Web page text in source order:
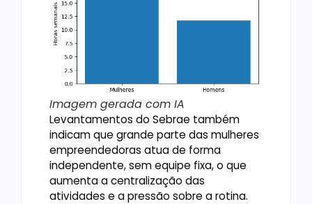
Imagem gerada com IA
Levantamentos do Sebrae também
indicam que grande parte das mulheres
empreendedoras atua de forma
independente, sem equipe fixa, o que
aumenta a centralização das
atividades e a pressão sobre a rotina.